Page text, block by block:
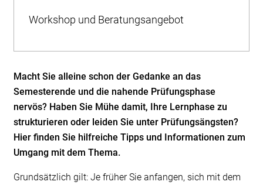
Workshop und Beratungsangebot
Macht Sie alleine schon der Gedanke an das
Semesterende und die nahende Prüfungsphase
nervös? Haben Sie Mühe damit, Ihre Lernphase zu
strukturieren oder leiden Sie unter Prüfungsängsten?
Hier finden Sie hilfreiche Tipps und Informationen zum
Umgang mit dem Thema.
Grundsätzlich gilt: Je früher Sie anfangen, sich mit dem